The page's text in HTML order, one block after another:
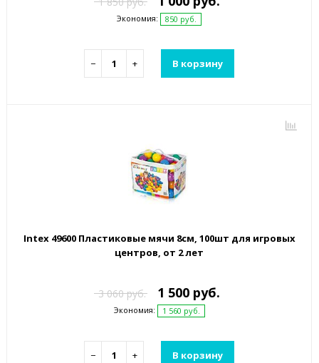
Экономия: 850 руб.
− + В корзину
Intex 49600 Пластиковые мячи 8см, 100шт для игровых
центров, от 2 лет
3 060 руб. 1 500 руб.
Экономия: 1 560 руб.
− + В корзину